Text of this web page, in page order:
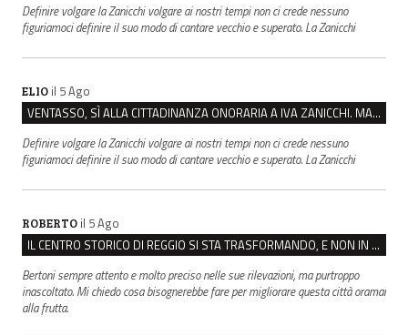
Definire volgare la Zanicchi volgare ai nostri tempi non ci crede nessuno
figuriamoci definire il suo modo di cantare vecchio e superato. La Zanicchi
ELIO il 5 Ago
VENTASSO, SÌ ALLA CITTADINANZA ONORARIA A IVA ZANICCHI. MA BARGIACCHI: “È DI PESSIMO GUSTO”
Definire volgare la Zanicchi volgare ai nostri tempi non ci crede nessuno
figuriamoci definire il suo modo di cantare vecchio e superato. La Zanicchi
ROBERTO il 5 Ago
IL CENTRO STORICO DI REGGIO SI STA TRASFORMANDO, E NON IN MEGLIO
Bertoni sempre attento e molto preciso nelle sue rilevazioni, ma purtroppo
inascoltato. Mi chiedo cosa bisognerebbe fare per migliorare questa città oramai
alla frutta.